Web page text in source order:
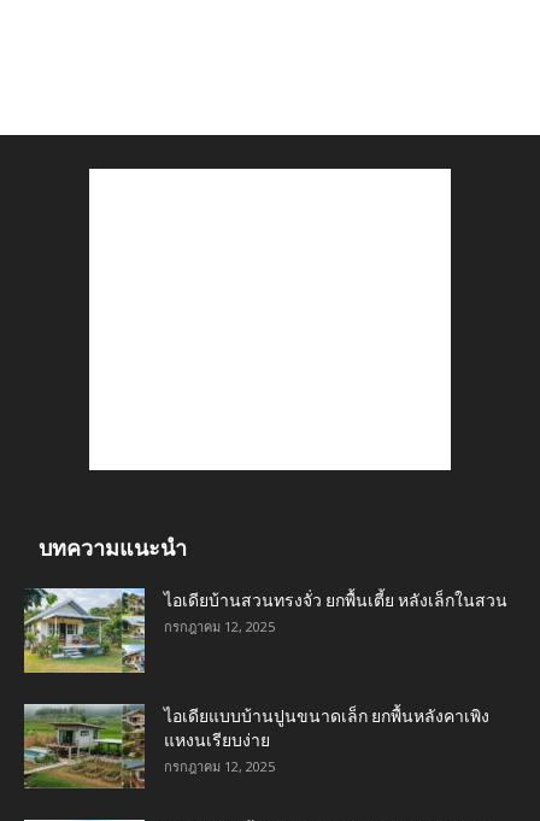
บทความแนะนำ
ไอเดียบ้านสวนทรงจั่ว ยกพื้นเตี้ย หลังเล็กในสวน
กรกฎาคม 12, 2025
ไอเดียแบบบ้านปูนขนาดเล็ก ยกพื้นหลังคาเพิง
แหงนเรียบง่าย
กรกฎาคม 12, 2025